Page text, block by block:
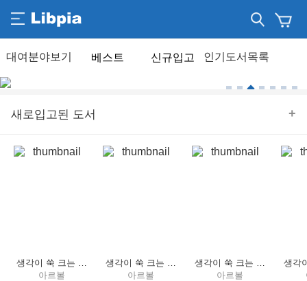
베스트 신규입고
새로입고된 도서 +
생각이 쑥 크는 세계 명작 4 : 언어 편
아르볼
생각이 쑥 크는 세계 명작 3 : 언어 편
아르볼
생각이 쑥 크는 세계 명작 2 : 언어 편
아르볼